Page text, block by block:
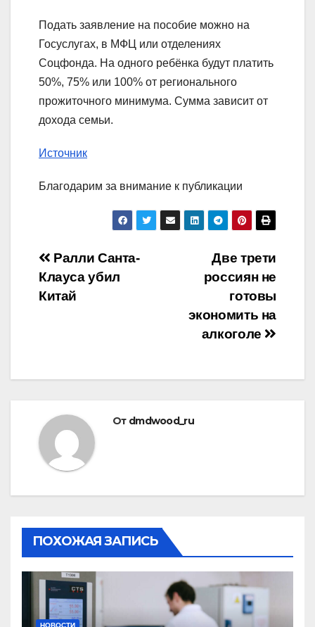
Подать заявление на пособие можно на
Госуслугах, в МФЦ или отделениях
Соцфонда. На одного ребёнка будут платить
50%, 75% или 100% от регионального
прожиточного минимума. Сумма зависит от
дохода семьи.
Источник
Благодарим за внимание к публикации
Навигация
по
Две трети
россиян не
готовы
экономить на
алкоголе
Ралли Санта-
Клауса убил
Китай
От dmdwood_ru
ПОХОЖАЯ ЗАПИСЬ
НОВОСТИ